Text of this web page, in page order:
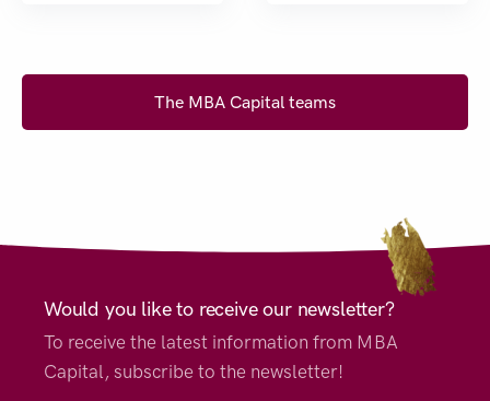
The MBA Capital teams
Would you like to receive our newsletter?
To receive the latest information from MBA
Capital, subscribe to the newsletter!